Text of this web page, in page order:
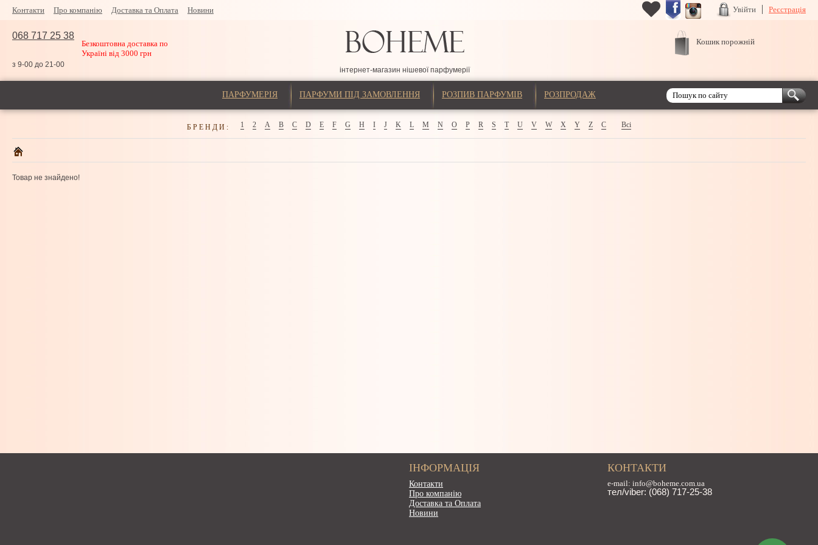
Контакти Про компанію Доставка та Оплата Новини Увійти Реєстрація
068 717 25 38
Безкоштовна доставка по
Україні від 3000 грн
з 9-00 до 21-00
інтернет-магазин нішевої парфумерії
Кошик порожній
ПАРФУМЕРІЯ ПАРФУМИ ПІД ЗАМОВЛЕННЯ РОЗПИВ ПАРФУМІВ РОЗПРОДАЖ
БРЕНДИ: 1 2 A B C D E F G H I J K L M N O P R S T U V W X Y Z С Всі
Товар не знайдено!
ІНФОРМАЦІЯ
Контакти
Про компанію
Доставка та Оплата
Новини
КОНТАКТИ
e-mail: info@boheme.com.ua
тел/viber: (068) 717-25-38